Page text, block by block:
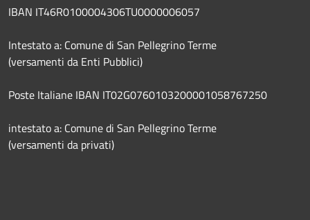
IBAN IT46R0100004306TU0000006057
Intestato a: Comune di San Pellegrino Terme
(versamenti da Enti Pubblici)
Poste Italiane IBAN IT02G0760103200001058767250
intestato a: Comune di San Pellegrino Terme
(versamenti da privati)